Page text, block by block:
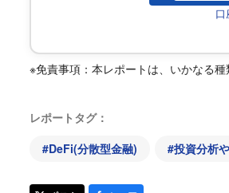
口
※免責事項：本レポートは、いかなる
レポートタグ：
#DeFi(分散型金融) #投資分析